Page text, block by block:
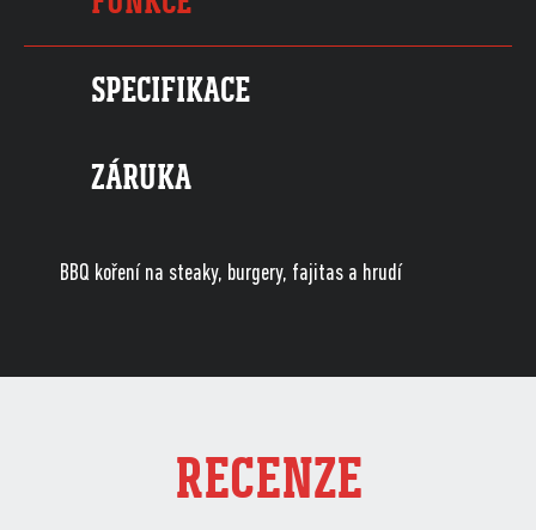
SPECIFIKACE
ZÁRUKA
BBQ koření na steaky, burgery, fajitas a hrudí
RECENZE